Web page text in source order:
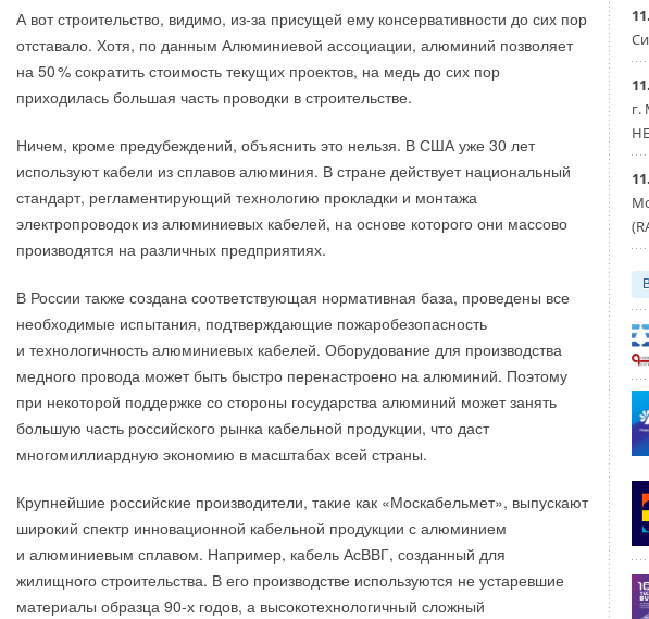
А вот строительство, видимо, из-за присущей ему консервативности до сих пор
отставало. Хотя, по данным Алюминиевой ассоциации, алюминий позволяет
на 50% сократить стоимость текущих проектов, на медь до сих пор
приходилась большая часть проводки в строительстве.
Ничем, кроме предубеждений, объяснить это нельзя. В США уже 30 лет
используют кабели из сплавов алюминия. В стране действует национальный
стандарт, регламентирующий технологию прокладки и монтажа
электропроводок из алюминиевых кабелей, на основе которого они массово
производятся на различных предприятиях.
В России также создана соответствующая нормативная база, проведены все
необходимые испытания, подтверждающие пожаробезопасность
и технологичность алюминиевых кабелей. Оборудование для производства
медного провода может быть быстро перенастроено на алюминий. Поэтому
при некоторой поддержке со стороны государства алюминий может занять
большую часть российского рынка кабельной продукции, что даст
многомиллиардную экономию в масштабах всей страны.
Крупнейшие российские производители, такие как «Москабельмет», выпускают
широкий спектр инновационной кабельной продукции с алюминием
и алюминиевым сплавом. Например, кабель АсВВГ, созданный для
жилищного строительства. В его производстве используются не устаревшие
материалы образца 90-х годов, а высокотехнологичный сложный
г.
Уведомления отключены